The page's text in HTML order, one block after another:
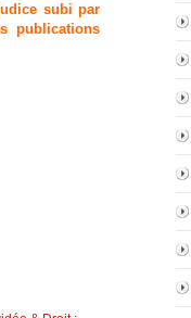
subi par
publications